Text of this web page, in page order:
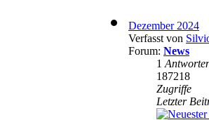
Dezember 2024
Verfasst von
Forum: News
1
187218
Zugriffe
Letzter